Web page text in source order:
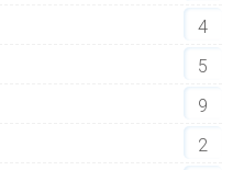
4
5
9
2